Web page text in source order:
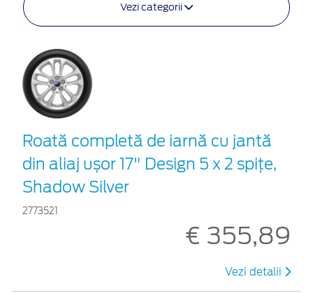
Vezi categorii
Roată completă de iarnă cu jantă
din aliaj ușor 17" Design 5 x 2 spițe,
Shadow Silver
2773521
€ 355,89
Vezi detalii